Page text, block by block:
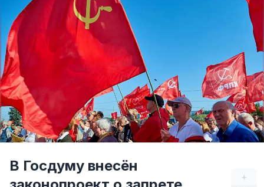
+
В Госдуму внесён